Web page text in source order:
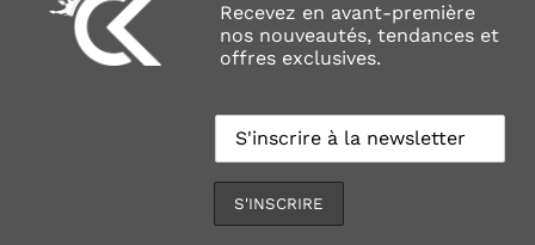
Recevez en avant-première
nos nouveautés, tendances et
offres exclusives.